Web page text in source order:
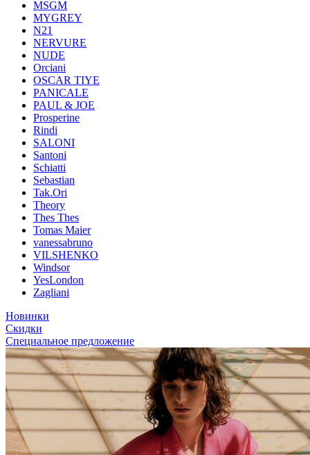
MSGM
MYGREY
N21
NERVURE
NUDE
Orciani
OSCAR TIYE
PANICALE
PAUL & JOE
Prosperine
Rindi
SALONI
Santoni
Schiatti
Sebastian
Tak.Ori
Theory
Thes Thes
Tomas Maier
vanessabruno
VILSHENKO
Windsor
YesLondon
Zagliani
Новинки
Скидки
Специальное предложение